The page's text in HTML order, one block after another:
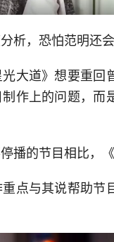
析，恐怕范明还
大道》想要重
作上的问题，
播的节目相比，《
点与其说帮助